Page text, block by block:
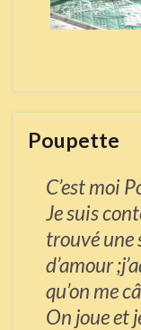
Poupette
C’est moi
Je suis
trouvé une
d’amour
qu’on me
On joue et